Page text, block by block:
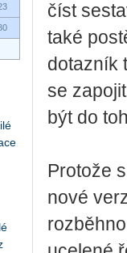
číst
také
dotazník
se
být do
Protože
nové